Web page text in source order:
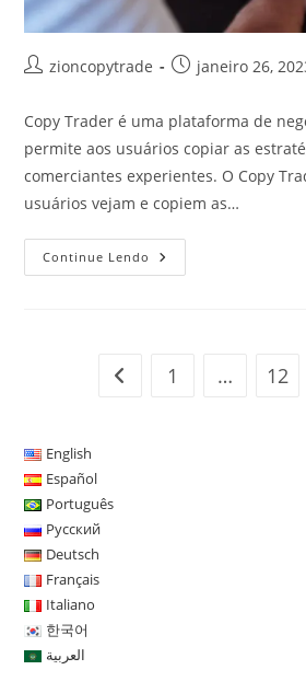
Autorzioncopytrade
Postjaneiro 26,
Copy Trader é uma plataforma de
permite aos usuários copiar as
comerciantes experientes. O Copy
usuários vejam e copiem as…
Continue Lendo O
Que
Ir para a página anterior
1 … 12
English
Español
Português
Русский
Deutsch
Français
Italiano
한국어
العربية